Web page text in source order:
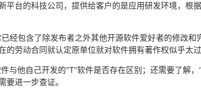
平台的科技公司，提供给客户的是应用研发环境，根
经包含了除发布者之外其他开源软件爱好者的修改和
劳动合同就认定原单位就对软件拥有著作权似乎太过
与他自己开发的“T”软件是否存在区别；还需要了解
进一步查证。